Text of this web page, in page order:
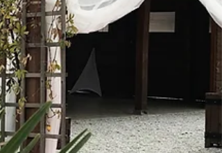
Château De La Pierre
Château De Mondan
Château De Montbraye
Château Eporcé
Château avessé mariage
Château belmar
Château d'Eporcé
Château de Courtanvaux
Château de La Mazure
Château de Montmirail
Château de bresteau
Château de la Gourdinière mariage
Château de la gourdinière mariage
Château de la vaudère
Château de la vaudère mariage